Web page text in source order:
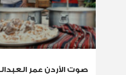
صوت الأردن عمر